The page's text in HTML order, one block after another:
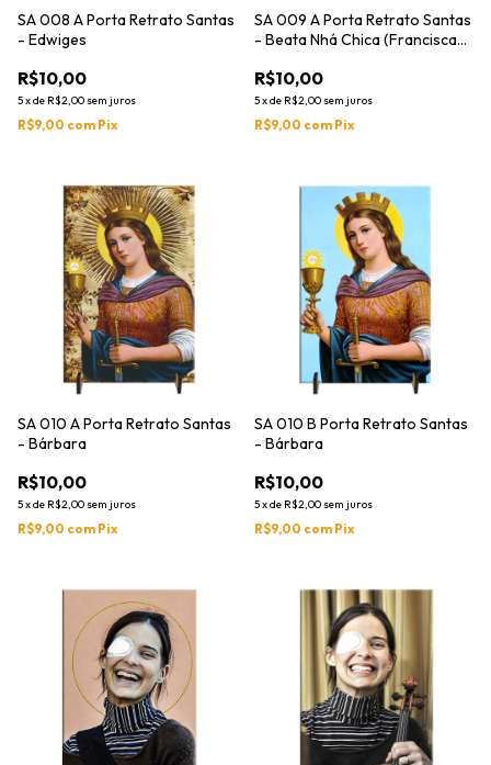
SA 008 A Porta Retrato Santas
- Edwiges
R$10,00
5xde R$2,00 sem juros
R$9,00 com Pix
SA 009 A Porta Retrato Santas
- Beata Nhá Chica (Francisca
R$10,00
5xde R$2,00 sem juros
R$9,00 com Pix
SA 010 A Porta Retrato Santas
- Bárbara
R$10,00
5xde R$2,00 sem juros
R$9,00 com Pix
SA 010 B Porta Retrato Santas
- Bárbara
R$10,00
5xde R$2,00 sem juros
R$9,00 com Pix